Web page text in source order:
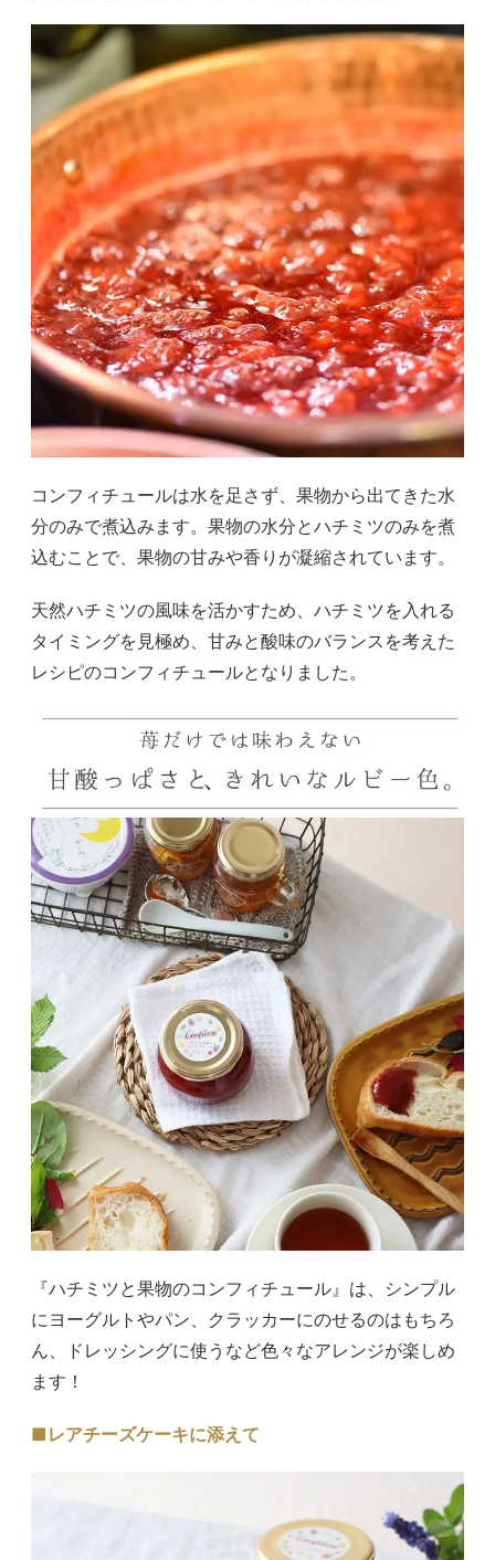
コンフィチュールは水を足さず、果物から出てきた水
分のみで煮込みます。果物の水分とハチミツのみを煮
込むことで、果物の甘みや香りが凝縮されています。
天然ハチミツの風味を活かすため、ハチミツを入れる
タイミングを見極め、甘みと酸味のバランスを考えた
レシピのコンフィチュールとなりました。
『ハチミツと果物のコンフィチュール』は、シンプル
にヨーグルトやパン、クラッカーにのせるのはもちろ
ん、ドレッシングに使うなど色々なアレンジが楽しめ
ます！
■レアチーズケーキに添えて